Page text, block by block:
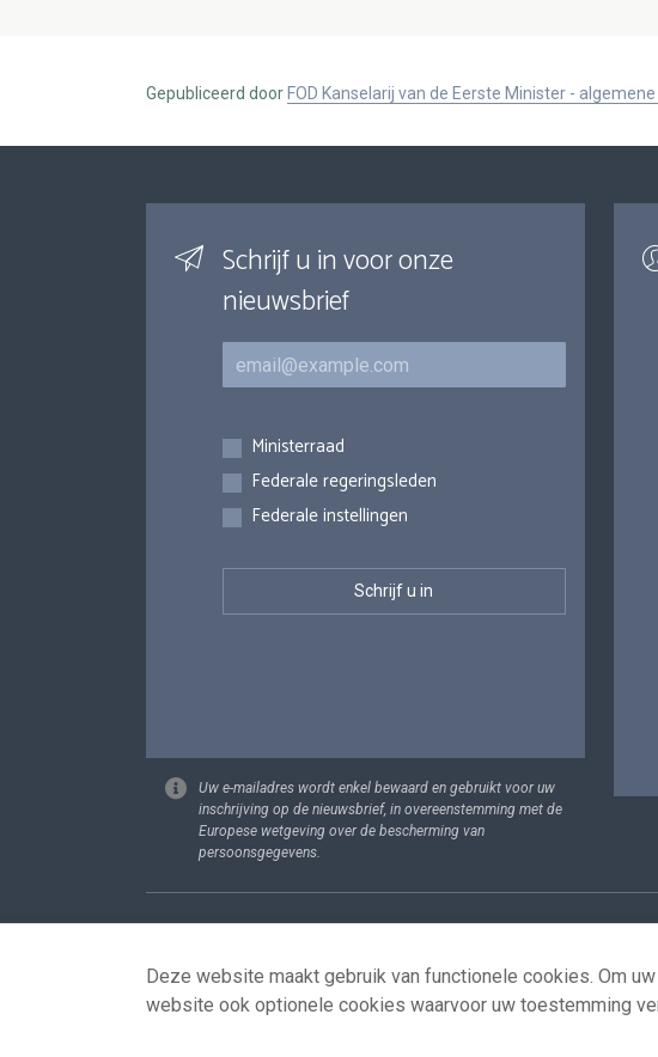
Gepubliceerd door FOD Kanselarij van de Eerste Minister -
Schrijf u in voor onze
nieuwsbrief
E-mail
Inschrijvingen
Ministerraad
Federale regeringsleden
Federale instellingen
Uw e-mailadres wordt enkel bewaard en gebruikt voor uw
inschrijving op de nieuwsbrief, in overeenstemming met de
Europese wetgeving over de bescherming van
persoonsgegevens.
Footer
Deze website maakt gebruik van functionele cookies. Om
website ook optionele cookies waarvoor uw toestemming